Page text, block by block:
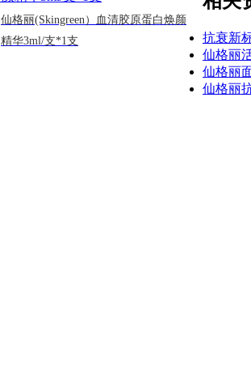
仙格丽(Skingreen）血清胶原蛋白焕颜
精华3ml/支*1支
抗衰新
仙格丽
仙格丽
仙格丽